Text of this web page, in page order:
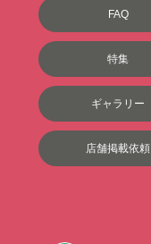
FAQ
特集
ギャラリー
店舗掲載依頼